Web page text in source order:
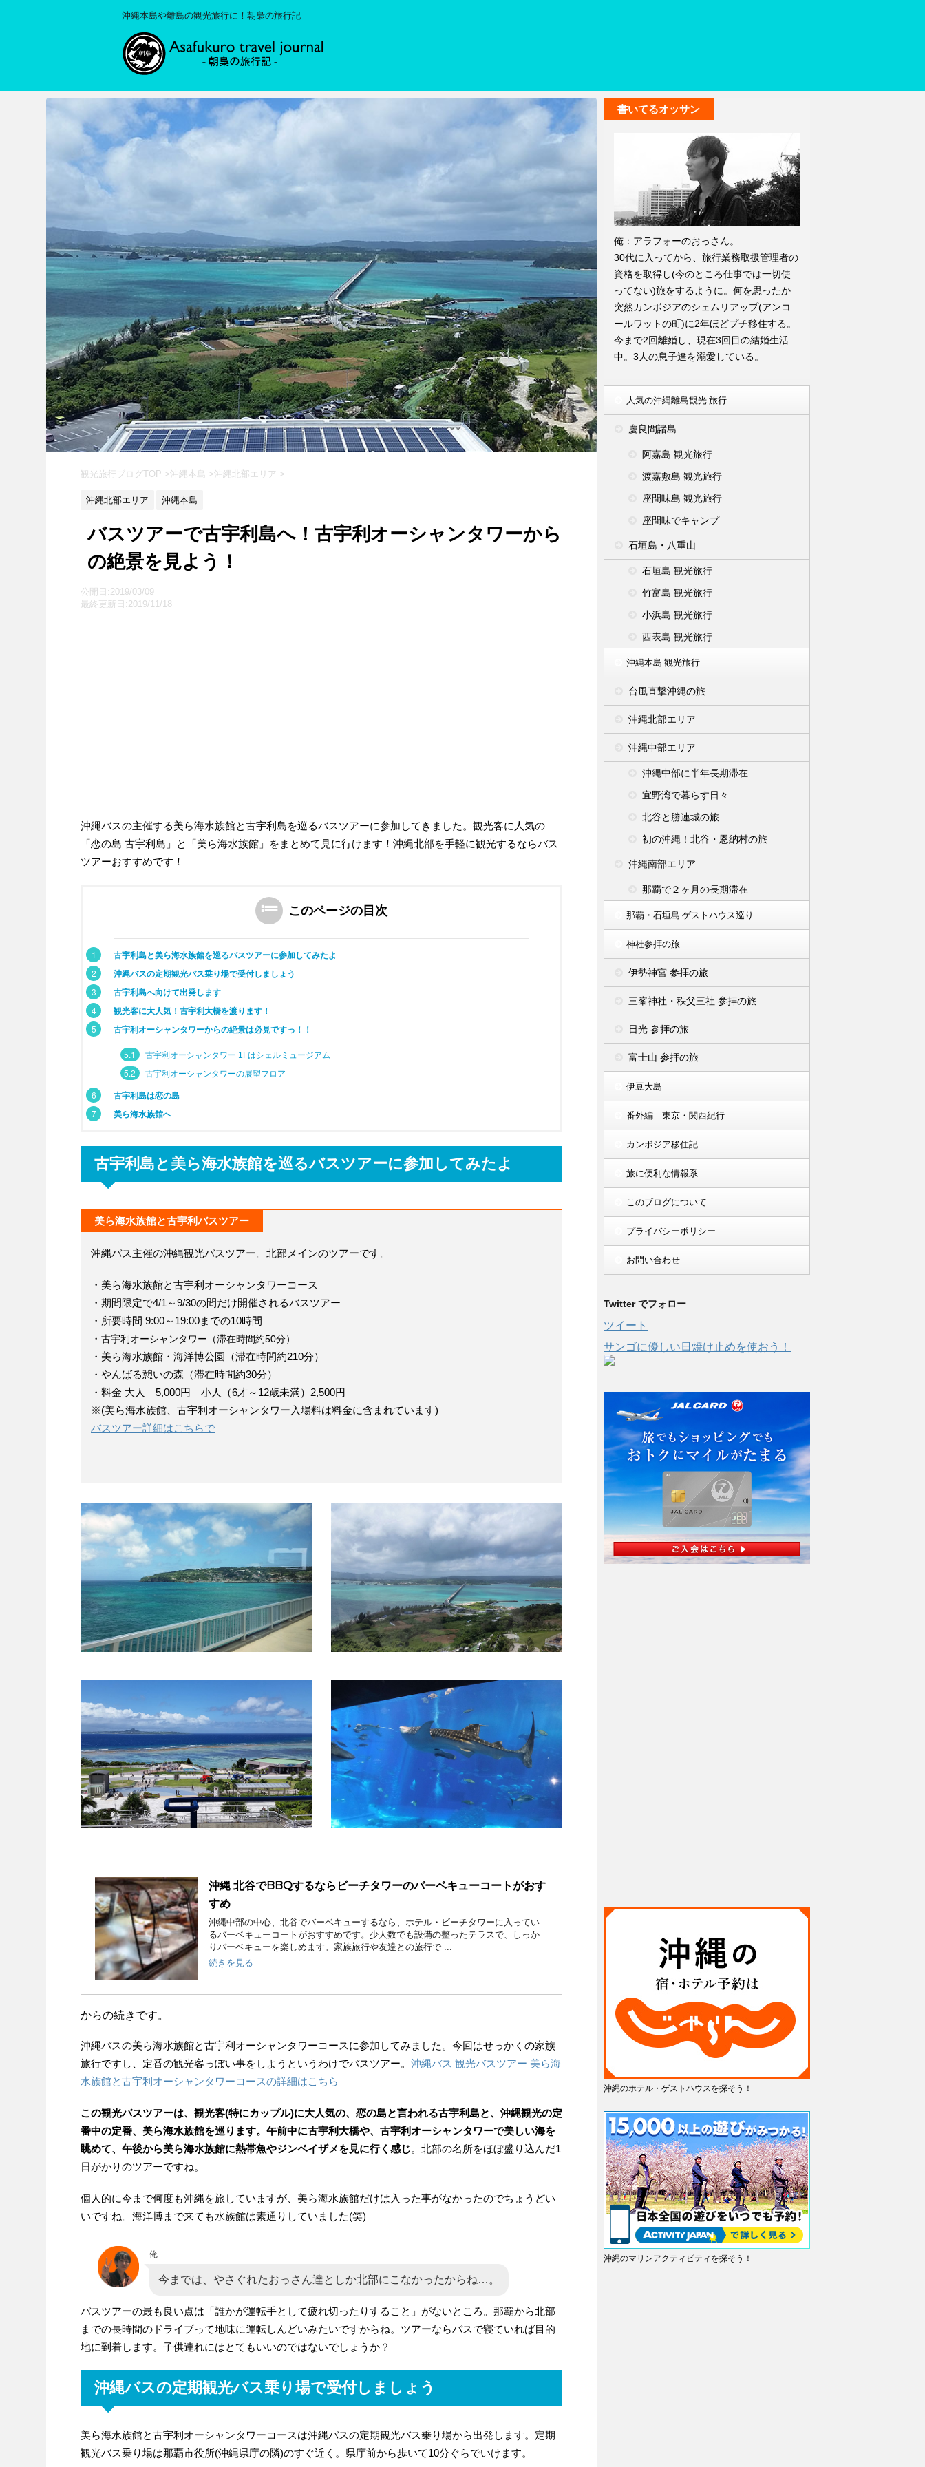
沖縄本島や離島の観光旅行に！朝梟の旅行記
観光旅行ブログTOP >沖縄本島 >沖縄北部エリア >
沖縄北部エリア 沖縄本島
バスツアーで古宇利島へ！古宇利オーシャンタワーから
の絶景を見よう！
公開日:2019/03/09
最終更新日:2019/11/18
沖縄バスの主催する美ら海水族館と古宇利島を巡るバスツアーに参加してきました。観光客に人気の
「恋の島 古宇利島」と「美ら海水族館」をまとめて見に行けます！沖縄北部を手軽に観光するならバス
ツアーおすすめです！
このページの目次
1 古宇利島と美ら海水族館を巡るバスツアーに参加してみたよ
2 沖縄バスの定期観光バス乗り場で受付しましょう
3 古宇利島へ向けて出発します
4 観光客に大人気！古宇利大橋を渡ります！
5 古宇利オーシャンタワーからの絶景は必見ですっ！！
5.1 古宇利オーシャンタワー 1Fはシェルミュージアム
5.2 古宇利オーシャンタワーの展望フロア
6 古宇利島は恋の島
7 美ら海水族館へ
古宇利島と美ら海水族館を巡るバスツアーに参加してみたよ
美ら海水族館と古宇利バスツアー
沖縄バス主催の沖縄観光バスツアー。北部メインのツアーです。
・美ら海水族館と古宇利オーシャンタワーコース
・期間限定で4/1～9/30の間だけ開催されるバスツアー
・所要時間 9:00～19:00までの10時間
・ 古宇利オーシャンタワー（滞在時間約50分）
・美ら海水族館・海洋博公園（滞在時間約210分）
・やんばる憩いの森（滞在時間約30分）
・料金 大人 5,000円 小人（6才～12歳未満）2,500円
※(美ら海水族館、古宇利オーシャンタワー入場料は料金に含まれています)
バスツアー詳細はこちらで
沖縄 北谷でBBQするならビーチタワーのバーベキューコートがおす
すめ
沖縄中部の中心、北谷でバーベキューするなら、ホテル・ビーチタワーに入ってい
るバーベキューコートがおすすめです。少人数でも設備の整ったテラスで、しっか
りバーベキューを楽しめます。家族旅行や友達との旅行で ...
続きを見る
からの続きです。
沖縄バスの美ら海水族館と古宇利オーシャンタワーコースに参加してみました。今回はせっかくの家族
旅行ですし、定番の観光客っぽい事をしようというわけでバスツアー。 沖縄バス 観光バスツアー 美ら海
水族館と古宇利オーシャンタワーコースの詳細はこちら
この観光バスツアーは、観光客(特にカップル)に大人気の、恋の島と言われる古宇利島と、沖縄観光の定
番中の定番、美ら海水族館を巡ります。午前中に古宇利大橋や、古宇利オーシャンタワーで美しい海を
眺めて、午後から美ら海水族館に熱帯魚やジンベイザメを見に行く感じ。北部の名所をほぼ盛り込んだ1
日がかりのツアーですね。
個人的に今まで何度も沖縄を旅していますが、美ら海水族館だけは入った事がなかったのでちょうどい
いですね。海洋博まで来ても水族館は素通りしていました(笑)
俺
今までは、やさぐれたおっさん達としか北部にこなかったからね…。
バスツアーの最も良い点は「誰かが運転手として疲れ切ったりすること」がないところ。那覇から北部
までの長時間のドライブって地味に運転しんどいみたいですからね。ツアーならバスで寝ていれば目的
地に到着します。子供連れにはとてもいいのではないでしょうか？
沖縄バスの定期観光バス乗り場で受付しましょう
美ら海水族館と古宇利オーシャンタワーコースは沖縄バスの定期観光バス乗り場から出発します。定期
観光バス乗り場は那覇市役所(沖縄県庁の隣)のすぐ近く。県庁前から歩いて10分ぐらでいけます。
書いてるオッサン
俺：アラフォーのおっさん。
30代に入ってから、旅行業務取扱管理者の
資格を取得し(今のところ仕事では一切使
ってない)旅をするように。何を思ったか
突然カンボジアのシェムリアップ(アンコ
ールワットの町)に2年ほどプチ移住する。
今まで2回離婚し、現在3回目の結婚生活
中。3人の息子達を溺愛している。
人気の沖縄離島観光 旅行
慶良間諸島
阿嘉島 観光旅行
渡嘉敷島 観光旅行
座間味島 観光旅行
座間味でキャンプ
石垣島・八重山
石垣島 観光旅行
竹富島 観光旅行
小浜島 観光旅行
西表島 観光旅行
沖縄本島 観光旅行
台風直撃沖縄の旅
沖縄北部エリア
沖縄中部エリア
沖縄中部に半年長期滞在
宜野湾で暮らす日々
北谷と勝連城の旅
初の沖縄！北谷・恩納村の旅
沖縄南部エリア
那覇で２ヶ月の長期滞在
那覇・石垣島 ゲストハウス巡り
神社参拝の旅
伊勢神宮 参拝の旅
三峯神社・秩父三社 参拝の旅
日光 参拝の旅
富士山 参拝の旅
伊豆大島
番外編 東京・関西紀行
カンボジア移住記
旅に便利な情報系
このブログについて
プライバシーポリシー
お問い合わせ
Twitter でフォロー
ツイート
サンゴに優しい日焼け止めを使おう！
沖縄のホテル・ゲストハウスを探そう！
沖縄のマリンアクティビティを探そう！